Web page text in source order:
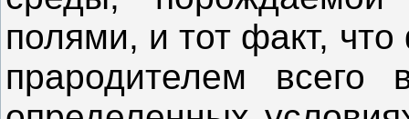
полями, и тот факт,
прародителем